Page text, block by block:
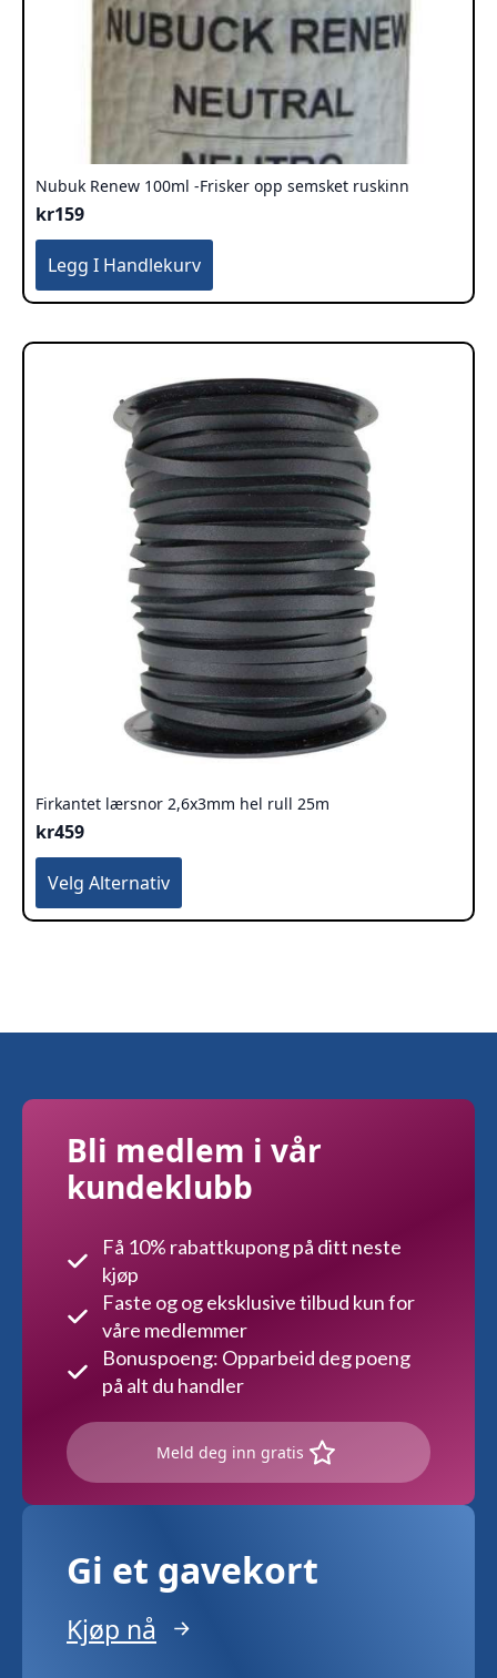
Nubuk Renew 100ml -Frisker opp semsket ruskinn
kr159
Legg I Handlekurv
Firkantet lærsnor 2,6x3mm hel rull 25m
kr459
Velg Alternativ
produktet
har
velges
Bli medlem i vår
kundeklubb
Få 10% rabattkupong på ditt neste
kjøp
Faste og og eksklusive tilbud kun for
våre medlemmer
Bonuspoeng: Opparbeid deg poeng
på alt du handler
Meld deg inn gratis
Gi et gavekort
Kjøp nå